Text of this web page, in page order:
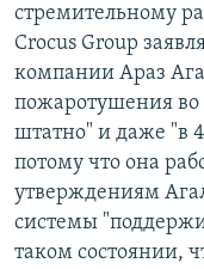
стремительному
Crocus Group
компании Араз
пожаротушения во
штатно" и даже "в
потому что она
утверждениям
системы
таком состоянии,